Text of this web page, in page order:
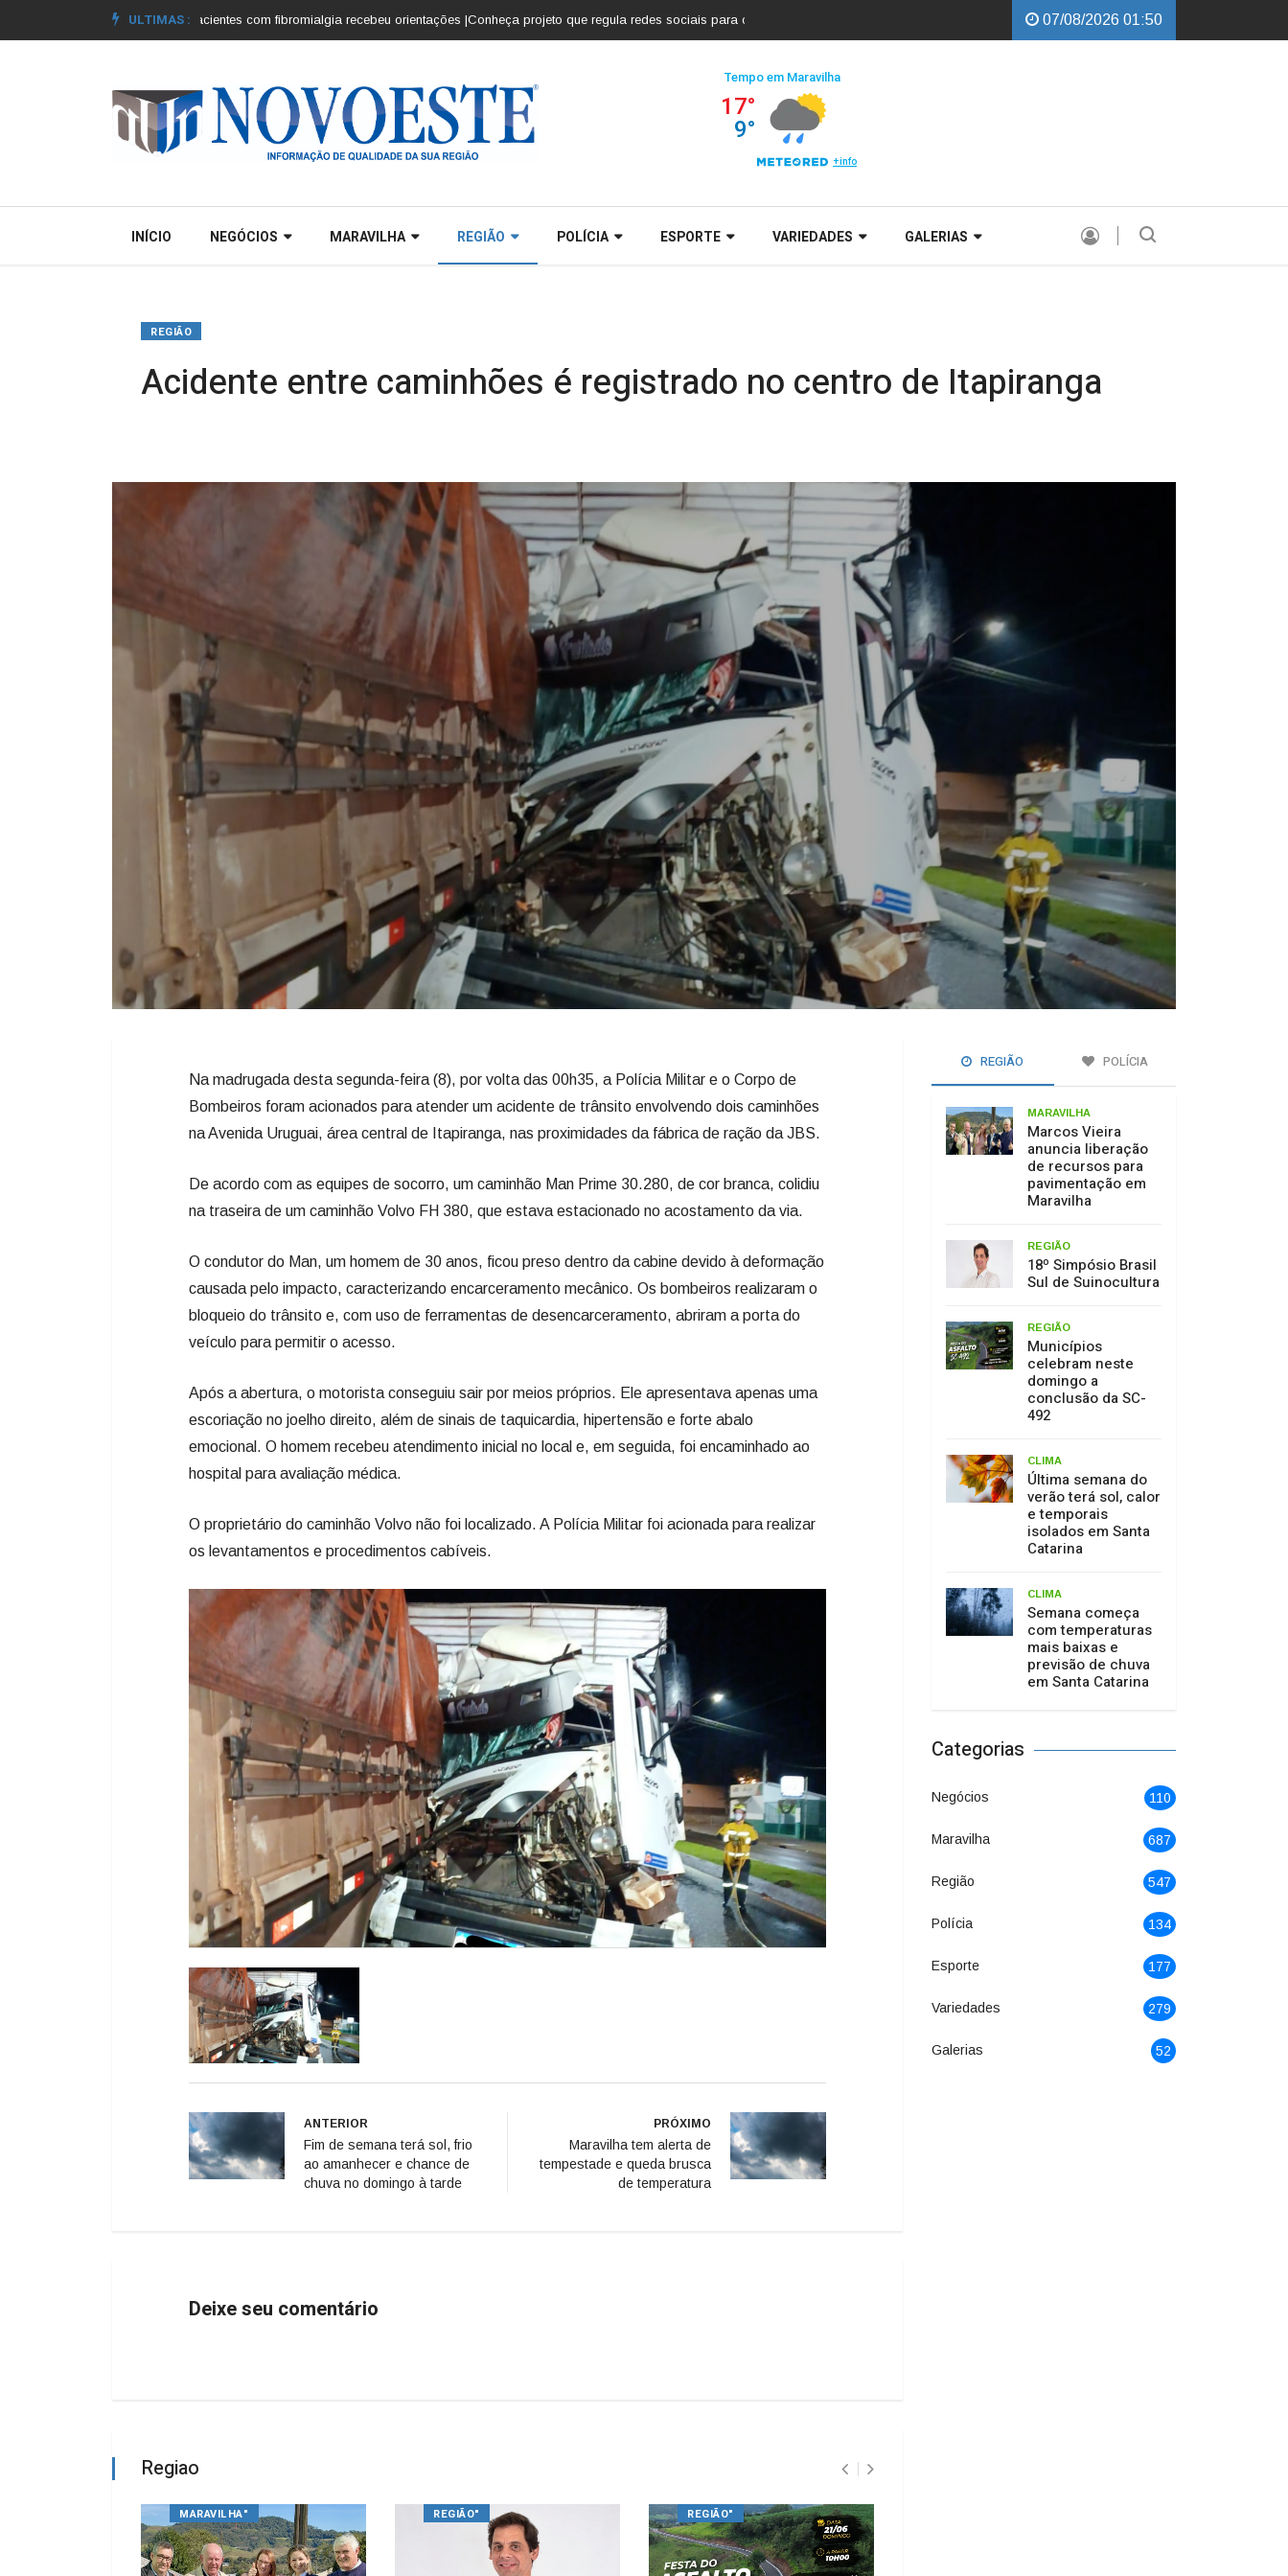
ULTIMAS :
Grupo de pacientes com fibromialgia recebeu orientações |Conheça projeto que regula redes sociais para crianças e adolescentes | Cobalchini garante instalação de Comissão Especial para avaliar a PEC
07/08/2026 01:50
INÍCIO NEGÓCIOS MARAVILHA REGIÃO POLÍCIA ESPORTE VARIEDADES GALERIAS
REGIÃO
Acidente entre caminhões é registrado no centro de Itapiranga
Na madrugada desta segunda-feira (8), por volta das 00h35, a Polícia Militar e o Corpo de
Bombeiros foram acionados para atender um acidente de trânsito envolvendo dois caminhões
na Avenida Uruguai, área central de Itapiranga, nas proximidades da fábrica de ração da JBS.
De acordo com as equipes de socorro, um caminhão Man Prime 30.280, de cor branca, colidiu
na traseira de um caminhão Volvo FH 380, que estava estacionado no acostamento da via.
O condutor do Man, um homem de 30 anos, ficou preso dentro da cabine devido à deformação
causada pelo impacto, caracterizando encarceramento mecânico. Os bombeiros realizaram o
bloqueio do trânsito e, com uso de ferramentas de desencarceramento, abriram a porta do
veículo para permitir o acesso.
Após a abertura, o motorista conseguiu sair por meios próprios. Ele apresentava apenas uma
escoriação no joelho direito, além de sinais de taquicardia, hipertensão e forte abalo
emocional. O homem recebeu atendimento inicial no local e, em seguida, foi encaminhado ao
hospital para avaliação médica.
O proprietário do caminhão Volvo não foi localizado. A Polícia Militar foi acionada para realizar
os levantamentos e procedimentos cabíveis.
ANTERIOR
Fim de semana terá sol, frio
ao amanhecer e chance de
chuva no domingo à tarde
PRÓXIMO
Maravilha tem alerta de
tempestade e queda brusca
de temperatura
Deixe seu comentário
Regiao
MARAVILHA" REGIÃO" REGIÃO"
REGIÃO POLÍCIA
MARAVILHA
Marcos Vieira
anuncia liberação
de recursos para
pavimentação em
Maravilha
REGIÃO
18º Simpósio Brasil
Sul de Suinocultura
REGIÃO
Municípios
celebram neste
domingo a
conclusão da SC-
492
CLIMA
Última semana do
verão terá sol, calor
e temporais
isolados em Santa
Catarina
CLIMA
Semana começa
com temperaturas
mais baixas e
previsão de chuva
em Santa Catarina
Categorias
Negócios 110
Maravilha 687
Região 547
Polícia 134
Esporte 177
Variedades 279
Galerias 52